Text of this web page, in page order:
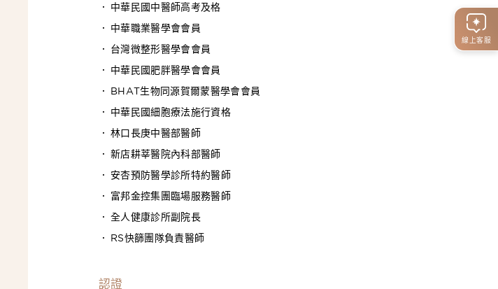
線上客服
中華民國中醫師高考及格
中華職業醫學會會員
台灣微整形醫學會會員
中華民國肥胖醫學會會員
BHAT生物同源賀爾蒙醫學會會員
中華民國細胞療法施行資格
林口長庚中醫部醫師
新店耕莘醫院內科部醫師
安杏預防醫學診所特約醫師
富邦金控集團臨場服務醫師
全人健康診所副院長
RS快篩團隊負責醫師
認證